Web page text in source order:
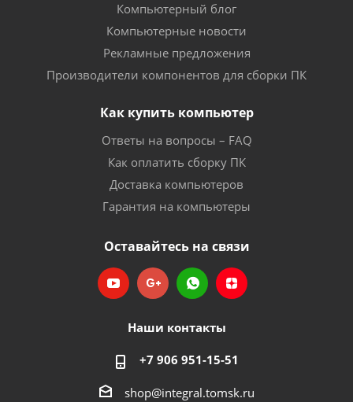
Компьютерный блог
Компьютерные новости
Рекламные предложения
Производители компонентов для сборки ПК
Как купить компьютер
Ответы на вопросы – FAQ
Как оплатить сборку ПК
Доставка компьютеров
Гарантия на компьютеры
Оставайтесь на связи
Наши контакты
+7 906 951-15-51
shop@integral.tomsk.ru